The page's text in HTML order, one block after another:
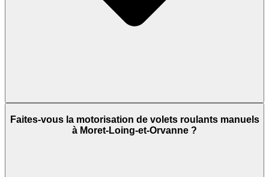
Faites-vous la motorisation de volets roulants manuels
à Moret-Loing-et-Orvanne ?